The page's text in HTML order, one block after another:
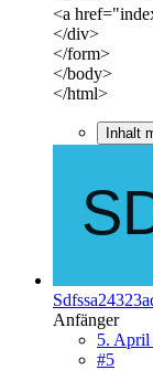
<a
</div>
</form>
</body>
</html>
Inhalt
Anfänger
5. April
#5